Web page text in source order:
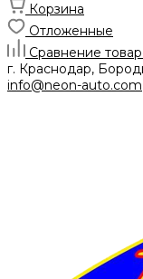
Корзина
Отложенные
Сравнение
г. Краснодар,
info@neon-auto.com